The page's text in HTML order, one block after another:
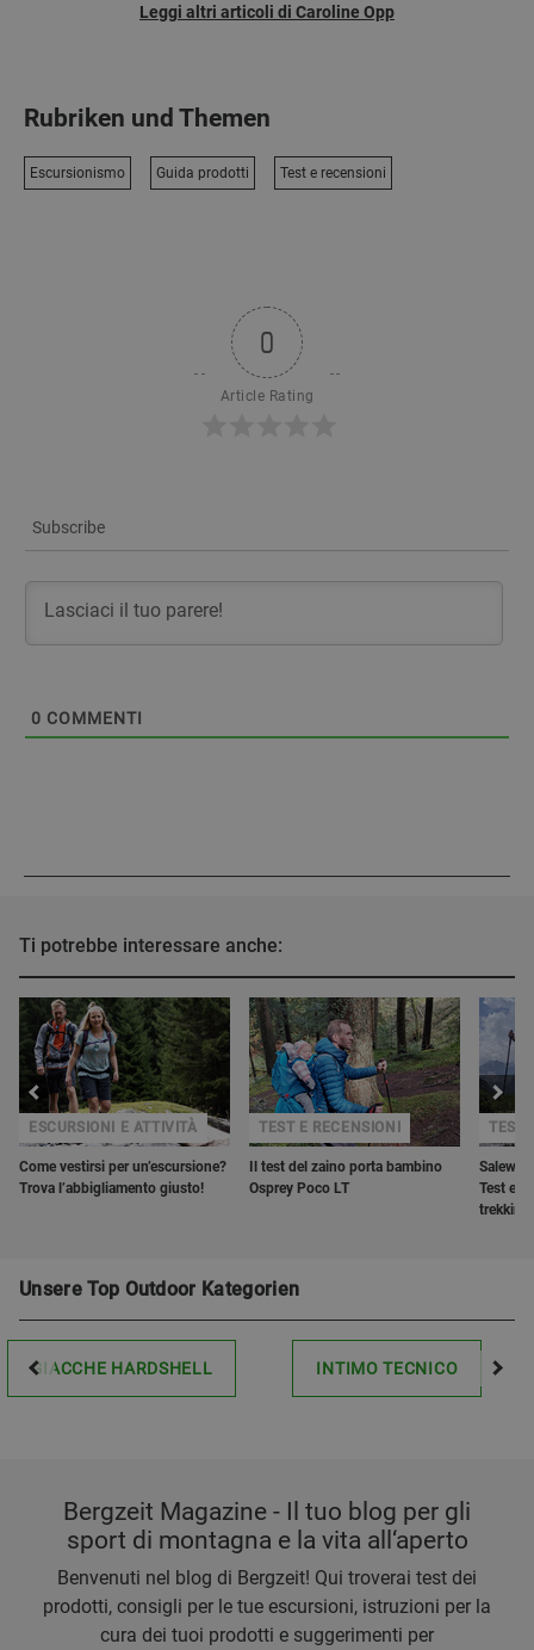
Leggi altri articoli di Caroline Opp
Rubriken und Themen
Escursionismo Guida prodotti Test e recensioni
0
Article Rating
Subscribe
0 COMMENTI
Ti potrebbe interessare anche:
Come vestirsi per un’escursione?
Trova l’abbigliamento giusto!
ESCURSIONI E ATTIVITÀ
Il test del zaino porta bambino
Osprey Poco LT
TEST E RECENSIONI
Salewa
Test e
trekking
TEST
Unsere Top Outdoor Kategorien
GIACCHE HARDSHELL INTIMO TECNICO
Bergzeit Magazine - Il tuo blog per gli
sport di montagna e la vita all‘aperto
Benvenuti nel blog di Bergzeit! Qui troverai test dei
prodotti, consigli per le tue escursioni, istruzioni per la
cura dei tuoi prodotti e suggerimenti per